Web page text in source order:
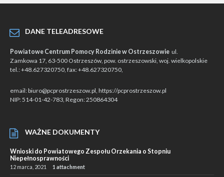
DANE TELEADRESOWE
Powiatowe Centrum Pomocy Rodzinie w Ostrzeszowie ul.
Zamkowa 17, 63-500 Ostrzeszów, pow. ostrzeszowski, woj. wielkopolskie
tel.: +48.627320750, fax: +48.627320750,
email: biuro@pcprostrzeszow.pl, https://pcprostrzeszow.pl
NIP: 514-01-42-783, Regon: 250864304
WAŻNE DOKUMENTY
Wnioski do Powiatowego Zespołu Orzekania o Stopniu
Niepełnosprawności
12 marca, 2021 1 attachment